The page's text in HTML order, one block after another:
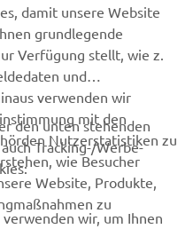
damit unsere Website
grundlegende
Verfügung stellt, wie z.
und
verwenden wir
mit den
Nutzerstatistiken zu
wie Besucher
Website, Produkte,
zu
den unten stehenden
Tracking-/Werbe-
wir, um Ihnen